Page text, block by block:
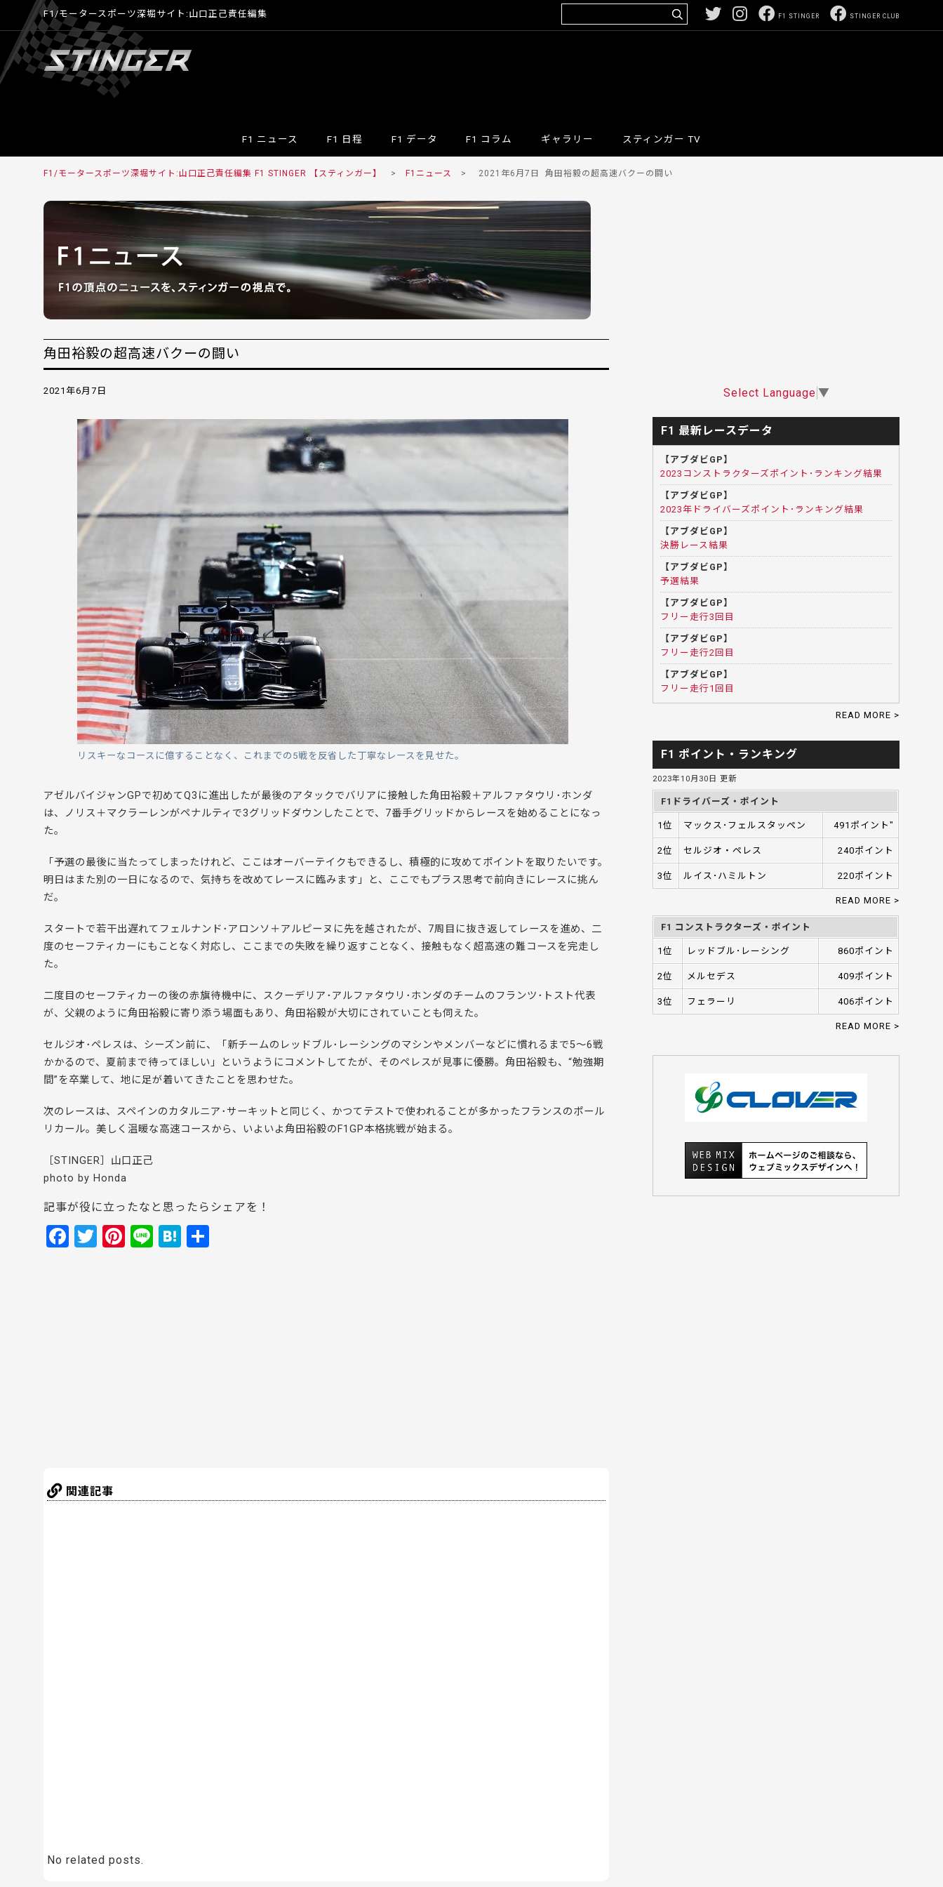
F1/モータースポーツ深堀サイト:山口正己責任編集 STINGER CLUB
F1 STINGER
F1 ニュース F1 日程 F1 データ F1 コラム ギャラリー スティンガー TV
F1/モータースポーツ深堀サイト:山口正己責任編集 F1 STINGER 【スティンガー】 > F1ニュース > 2021年6月7日 角田裕毅の超高速バクーの闘い
角田裕毅の超高速バクーの闘い
2021年6月7日
リスキーなコースに億することなく、これまでの5戦を反省した丁寧なレースを見せた。
アゼルバイジャンGPで初めてQ3に進出したが最後のアタックでバリアに接触した角田裕毅＋アルファタウリ･ホンダ
は、ノリス＋マクラーレンがペナルティで3グリッドダウンしたことで、7番手グリッドからレースを始めることになっ
た。
「予選の最後に当たってしまったけれど、ここはオーバーテイクもできるし、積極的に攻めてポイントを取りたいです。
明日はまた別の一日になるので、気持ちを改めてレースに臨みます」と、ここでもプラス思考で前向きにレースに挑ん
だ。
スタートで若干出遅れてフェルナンド･アロンソ＋アルピーヌに先を越されたが、7周目に抜き返してレースを進め、二
度のセーフティカーにもことなく対応し、ここまでの失敗を繰り返すことなく、接触もなく超高速の難コースを完走し
た。
二度目のセーフティカーの後の赤旗待機中に、スクーデリア･アルファタウリ･ホンダのチームのフランツ･トスト代表
が、父親のように角田裕毅に寄り添う場面もあり、角田裕毅が大切にされていことも伺えた。
セルジオ･ペレスは、シーズン前に、「新チームのレッドブル･レーシングのマシンやメンバーなどに慣れるまで5～6戦
かかるので、夏前まで待ってほしい」というようにコメントしてたが、そのペレスが見事に優勝。角田裕毅も、“勉強期
間”を卒業して、地に足が着いてきたことを思わせた。
次のレースは、スペインのカタルニア･サーキットと同じく、かつてテストで使われることが多かったフランスのポール
リカール。美しく温暖な高速コースから、いよいよ角田裕毅のF1GP本格挑戦が始まる。
［STINGER］山口正己
photo by Honda
記事が役に立ったなと思ったらシェアを！
F
T
Pi Li H
関連記事
No related posts.
Select Language ▼
F1 最新レースデータ
【アブダビGP】
2023コンストラクターズポイント･ランキング結果
【アブダビGP】
2023年ドライバーズポイント･ランキング結果
【アブダビGP】
決勝レース結果
【アブダビGP】
予選結果
【アブダビGP】
フリー走行3回目
【アブダビGP】
フリー走行2回目
【アブダビGP】
フリー走行1回目
READ MORE >
F1 ポイント・ランキング
2023年10月30日 更新
F1ドライバーズ・ポイント
1位 マックス･フェルスタッペン 491ポイント"
2位 セルジオ・ペレス 240ポイント
3位 ルイス･ハミルトン 220ポイント
READ MORE >
F1 コンストラクターズ・ポイント
1位 レッドブル･レーシング 860ポイント
2位 メルセデス 409ポイント
3位 フェラーリ 406ポイント
READ MORE >